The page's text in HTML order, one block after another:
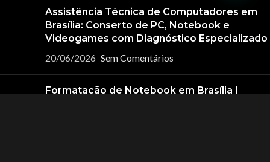
Assistência Técnica de Computadores em
Brasília: Conserto de PC, Notebook e
Videogames com Diagnóstico Especializado
20/06/2026 Sem Comentários
Formatação de Notebook em Brasília |